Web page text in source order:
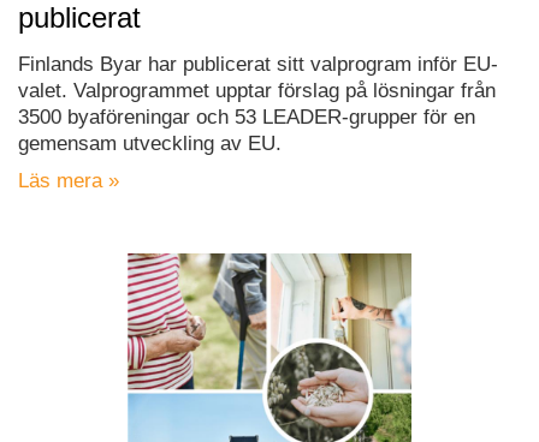
publicerat
Finlands Byar har publicerat sitt valprogram inför EU-
valet. Valprogrammet upptar förslag på lösningar från
3500 byaföreningar och 53 LEADER-grupper för en
gemensam utveckling av EU.
Läs mera »